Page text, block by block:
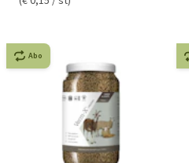
Abo